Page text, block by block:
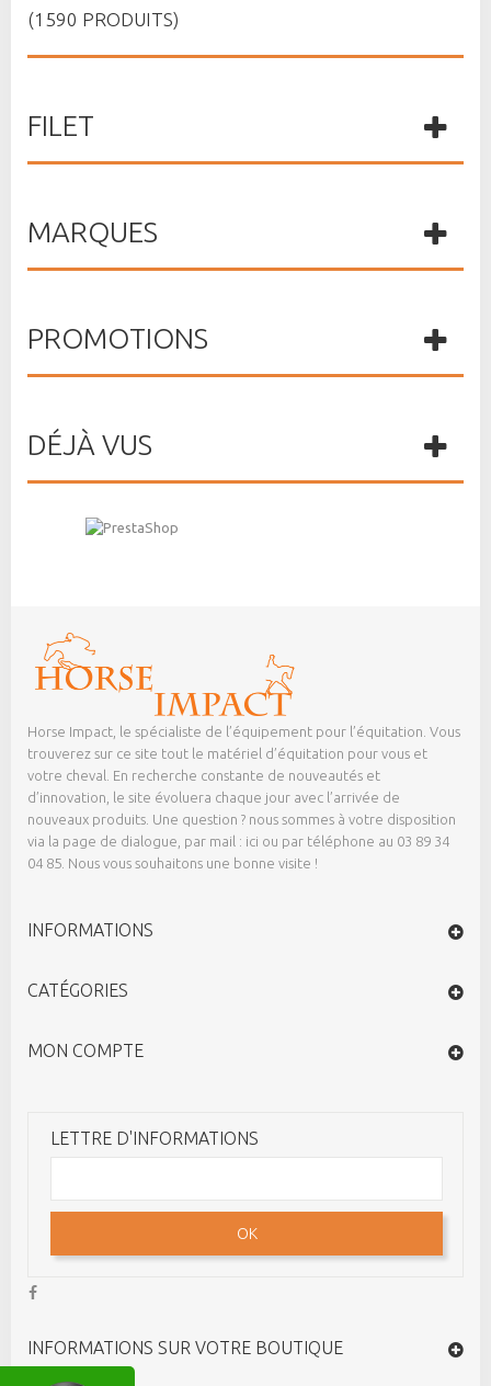
(1590 PRODUITS)
FILET
MARQUES
PROMOTIONS
DÉJÀ VUS
Horse Impact, le spécialiste de l’équipement pour l’équitation. Vous
trouverez sur ce site tout le matériel d’équitation pour vous et
votre cheval. En recherche constante de nouveautés et
d’innovation, le site évoluera chaque jour avec l’arrivée de
nouveaux produits. Une question ? nous sommes à votre disposition
via la page de dialogue, par mail : ici ou par téléphone au 03 89 34
04 85. Nous vous souhaitons une bonne visite !
INFORMATIONS
CATÉGORIES
MON COMPTE
LETTRE D'INFORMATIONS
OK
INFORMATIONS SUR VOTRE BOUTIQUE